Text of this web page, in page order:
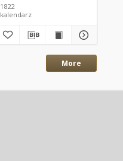
dni 365
1822
kalendarz
More